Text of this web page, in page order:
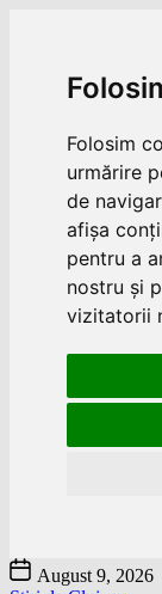
Folosim
urmărire
de
afișa
pentru a
nostru și
vizitatorii
Skip
to
August 9, 2026